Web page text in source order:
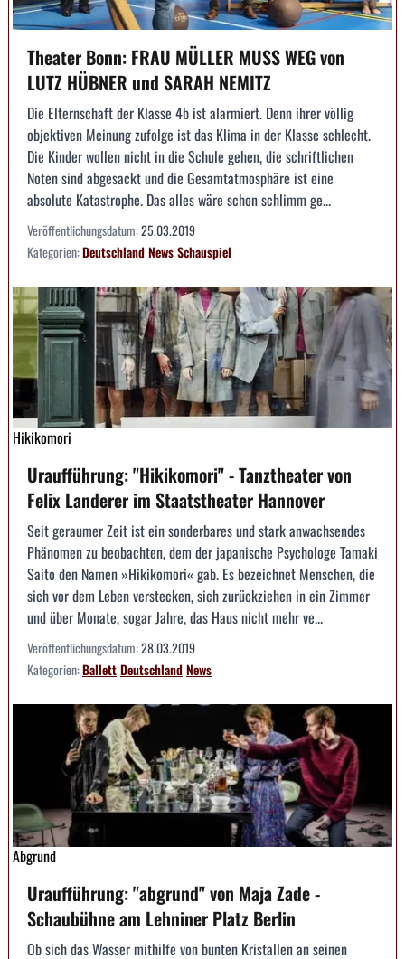
Theater Bonn: FRAU MÜLLER MUSS WEG von
LUTZ HÜBNER und SARAH NEMITZ
Die Elternschaft der Klasse 4b ist alarmiert. Denn ihrer völlig
objektiven Meinung zufolge ist das Klima in der Klasse schlecht.
Die Kinder wollen nicht in die Schule gehen, die schriftlichen
Noten sind abgesackt und die Gesamtatmosphäre ist eine
absolute Katastrophe. Das alles wäre schon schlimm ge...
Veröffentlichungsdatum:25.03.2019
Kategorien:DeutschlandNewsSchauspiel
Hikikomori
Uraufführung: "Hikikomori" - Tanztheater von
Felix Landerer im Staatstheater Hannover
Seit geraumer Zeit ist ein sonderbares und stark anwachsendes
Phänomen zu beobachten, dem der japanische Psychologe Tamaki
Saito den Namen »Hikikomori« gab. Es bezeichnet Menschen, die
sich vor dem Leben verstecken, sich zurückziehen in ein Zimmer
und über Monate, sogar Jahre, das Haus nicht mehr ve...
Veröffentlichungsdatum:28.03.2019
Kategorien:BallettDeutschlandNews
Abgrund
Uraufführung: "abgrund" von Maja Zade -
Schaubühne am Lehniner Platz Berlin
Ob sich das Wasser mithilfe von bunten Kristallen an seinen